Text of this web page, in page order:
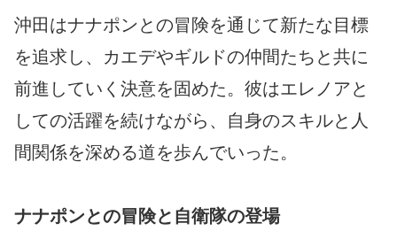
沖田はナナポンとの冒険を通じて新たな目標
を追求し、カエデやギルドの仲間たちと共に
前進していく決意を固めた。彼はエレノアと
しての活躍を続けながら、自身のスキルと人
間関係を深める道を歩んでいった。
ナナポンとの冒険と自衛隊の登場